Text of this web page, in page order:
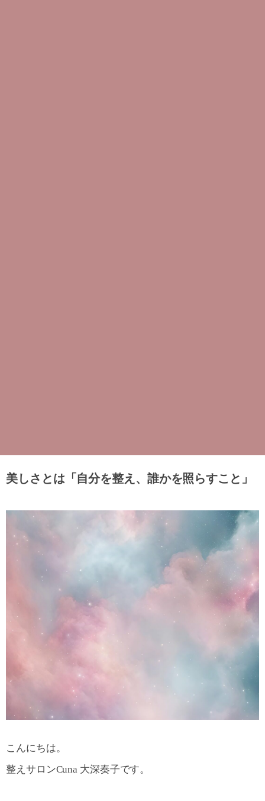
美しさとは「自分を整え、誰かを照らすこと」
こんにちは。
整えサロンCuna 大深奏子です。